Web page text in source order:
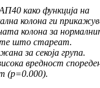
како функција на
на колона ги
колона за
што стареат.
за секоја група.
сока вредност
(p=0.000).